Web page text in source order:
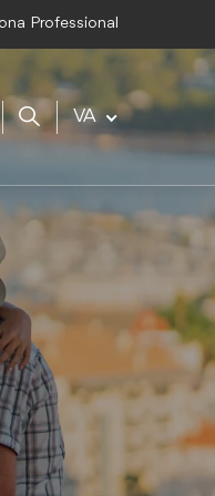
Professional
VA